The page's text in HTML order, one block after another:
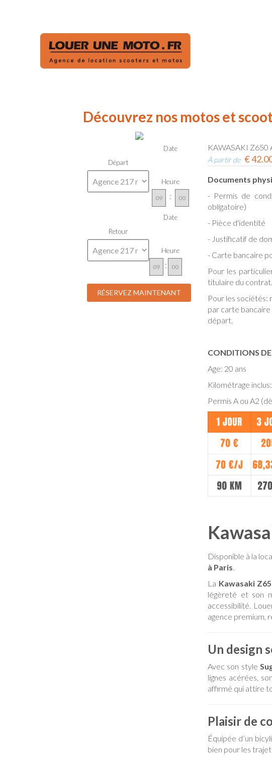
Découvrez nos motos et
Départ
Date
Heure
:
Retour
Date
Heure
:
KAWASAKI Z650
À partir de €
Documents
- Permis de
obligatoire)
- Pièce d'identité
- Justificatif de
- Carte bancaire
Pour les
titulaire du contrat.
Pour les sociétés:
par carte
départ.
CONDITIONS
Age: 20 ans
Kilométrage
Permis A ou A2
Disponible à la
à Paris.
La Kawasaki
légèreté et son
accessibilité.
agence premium,
Un design
Avec son style
lignes acérées,
affirmé qui attire
Plaisir de
Équipée d’un
bien pour les